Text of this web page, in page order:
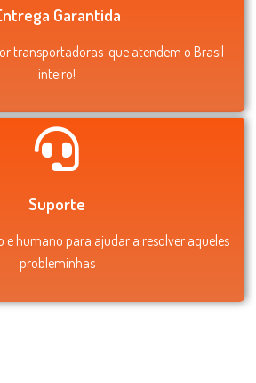
Garantida
transportadoras que atendem o Brasil
inteiro!
Suporte
e humano para ajudar a resolver aqueles
probleminhas